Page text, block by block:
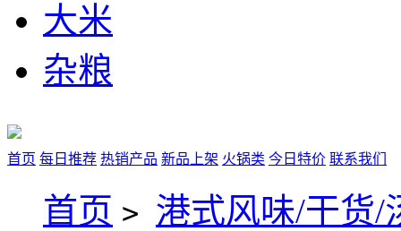
大米
杂粮
首页 每日推荐 热销产品 新品上架 火锅类 今日特价 联系我们
首页 > 港式风味/干货/